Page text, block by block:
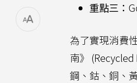
重點三：
為了實現消費
南》
鋼、鈷、銅、